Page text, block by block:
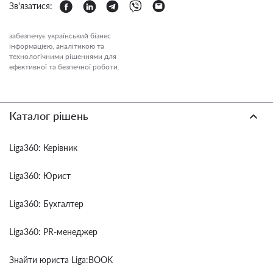
Зв'язатися:
забезпечує український бізнес
інформацією, аналітикою та
технологічними рішеннями для
ефективної та безпечної роботи.
Каталог рішень
Liga360: Керівник
Liga360: Юрист
Liga360: Бухгалтер
Liga360: PR-менеджер
Знайти юриста Liga:BOOK